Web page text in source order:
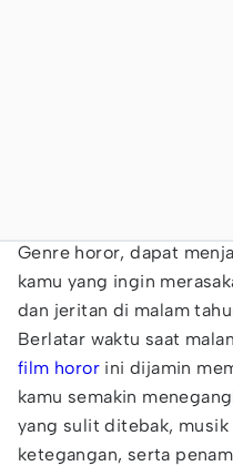
Genre horor, dapat
kamu yang ingin
dan jeritan di malam
Berlatar waktu saat
film horor ini dijamin
kamu semakin
yang sulit ditebak, musik
ketegangan, serta